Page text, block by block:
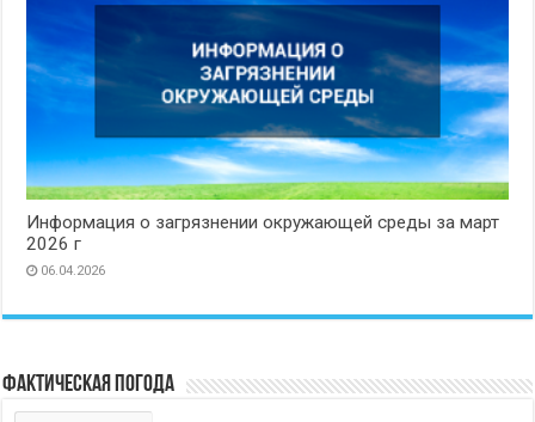
Информация о загрязнении окружающей среды за март
2026 г
06.04.2026
Фактическая погода